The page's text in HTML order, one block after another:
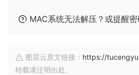
MAC系统无法解压？或提醒
图层云原文链接： https://
转载请注明出处。